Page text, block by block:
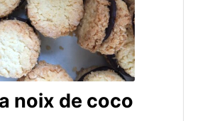
noix de coco